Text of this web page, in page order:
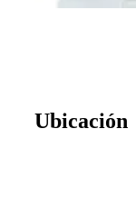
Ubicación